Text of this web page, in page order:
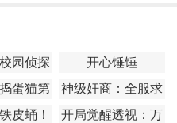
园侦探
季
开心锤锤
蛋猫第
神级奸商：全服求
我别薅了
皮蛹！
开局觉醒透视：万